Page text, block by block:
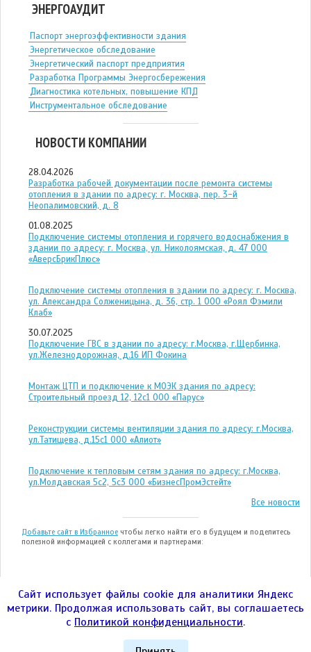
ЭНЕРГОАУДИТ
Паспорт энергоэффективности здания
Энергетическое обследование
Энергетический паспорт предприятия
Разработка Программы Энергосбережения
Диагностика котельных, повышение КПД
Инструментальное обследование
НОВОСТИ КОМПАНИИ
28.04.2026
Разработка рабочей документации после ремонта системы
отопления в здании по адресу: г. Москва, пер. 3-й
Неопалимовский, д. 8
01.08.2025
Подключение системы отопления и горячего водоснабжения в
здании по адресу: г. Москва, ул. Николоямская, д. 47 ООО
«АверсБрикПлюс»
Подключение системы отопления в здании по адресу: г. Москва,
ул. Александра Солженицына, д. 36, стр. 1 ООО «Роял Фэмили
Клаб»
30.07.2025
Подключение ГВС в здании по адресу: г.Москва, г.Щербинка,
ул.Железнодорожная, д.16 ИП Фокина
Монтаж ЦТП и подключение к МОЭК здания по адресу:
Строительный проезд 12, 12с1 ООО «Парус»
Реконструкции системы вентиляции здания по адресу: г.Москва,
ул.Татищева, д.15с1 ООО «Алиот»
Подключение к тепловым сетям здания по адресу: г.Москва,
ул.Молдавская 5с2, 5с3 ООО «БизнесПромЭстейт»
Все новости
Добавьте сайт в Избранное чтобы легко найти его в будущем и поделитесь
полезной информацией с коллегами и партнерами:
ООО "ЭНЕРГОТЕСТ" © 2004—2026гг.
город Москва, Улица 1905 года, дом 7, стр. 1,
Политика конфиденциальности
|
Сайт использует файлы cookie для аналитики Яндекс
метрики. Продолжая использовать сайт, вы соглашаетесь
с Политикой конфиденциальности.